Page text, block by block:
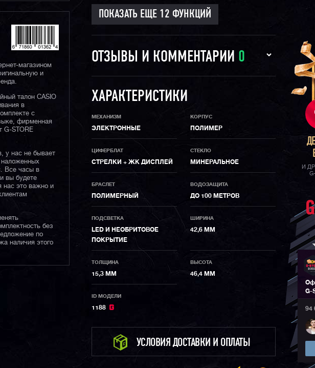
магазином
и
талон CASIO
в
с
фирменная
G-STORE
у нас не бывает
наложенных
Все часы в
вы будете
нас это важно и
без
по
наличия этого
ОТЗЫВЫ И КОММЕНТАРИИ 0
ХАРАКТЕРИСТИКИ
МЕХАНИЗМ
ЭЛЕКТРОННЫЕ
КОРПУС
ПОЛИМЕР
ЦИФЕРБЛАТ
СТРЕЛКИ + ЖК ДИСПЛЕЙ
СТЕКЛО
МИНЕРАЛЬНОЕ
БРАСЛЕТ
ПОЛИМЕРНЫЙ
ВОДОЗАЩИТА
ДО 100 МЕТРОВ
ПОДСВЕТКА
LED И НЕОБРИТОВОЕ
ПОКРЫТИЕ
ШИРИНА
42,6 ММ
ТОЛЩИНА
15,3 ММ
ВЫСОТА
46,4 ММ
ID МОДЕЛИ
1188
УСЛОВИЯ ДОСТАВКИ И ОПЛАТЫ
И
G-
94